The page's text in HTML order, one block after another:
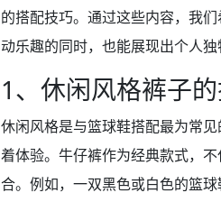
的搭配技巧。通过这些内容，我
动乐趣的同时，也能展现出个人独
1、休闲风格裤子
休闲风格是与篮球鞋搭配最为常
着体验。牛仔裤作为经典款式，
合。例如，一双黑色或白色的篮